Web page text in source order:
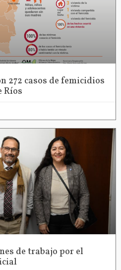
272 casos de femicidios
Ríos
de trabajo por el